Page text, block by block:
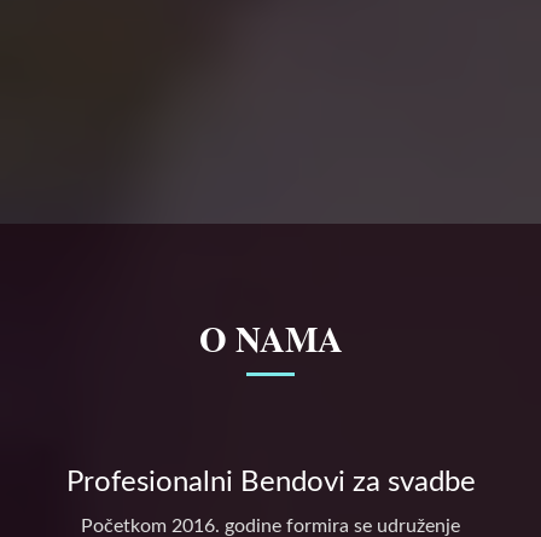
O NAMA
Profesionalni Bendovi za svadbe
Početkom 2016. godine formira se udruženje